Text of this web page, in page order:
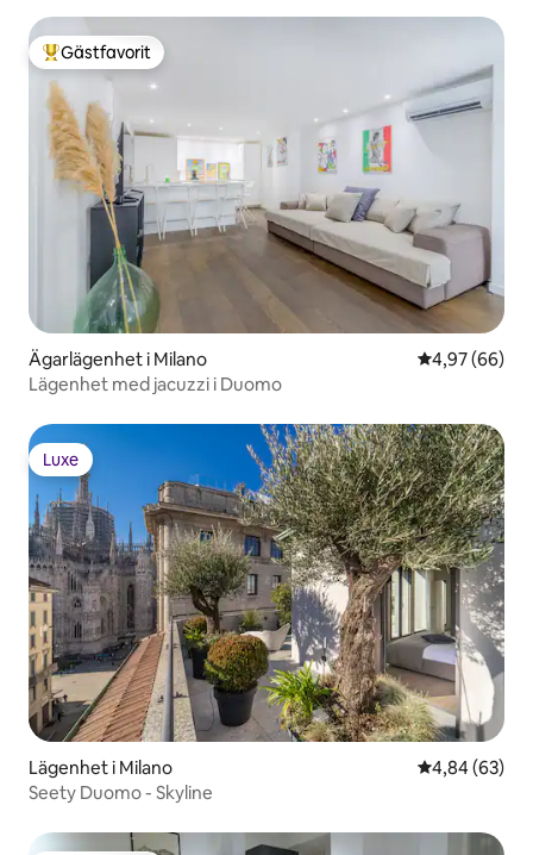
Populär gästfavorit
Gästfavorit
Ägarlägenhet i Milano 4,97 av 5 i
4,97 (66)
Lägenhet med jacuzzi i Duomo
Luxe
Luxe
Lägenhet i Milano 4,84 av 5 i
4,84 (63)
Seety Duomo - Skyline